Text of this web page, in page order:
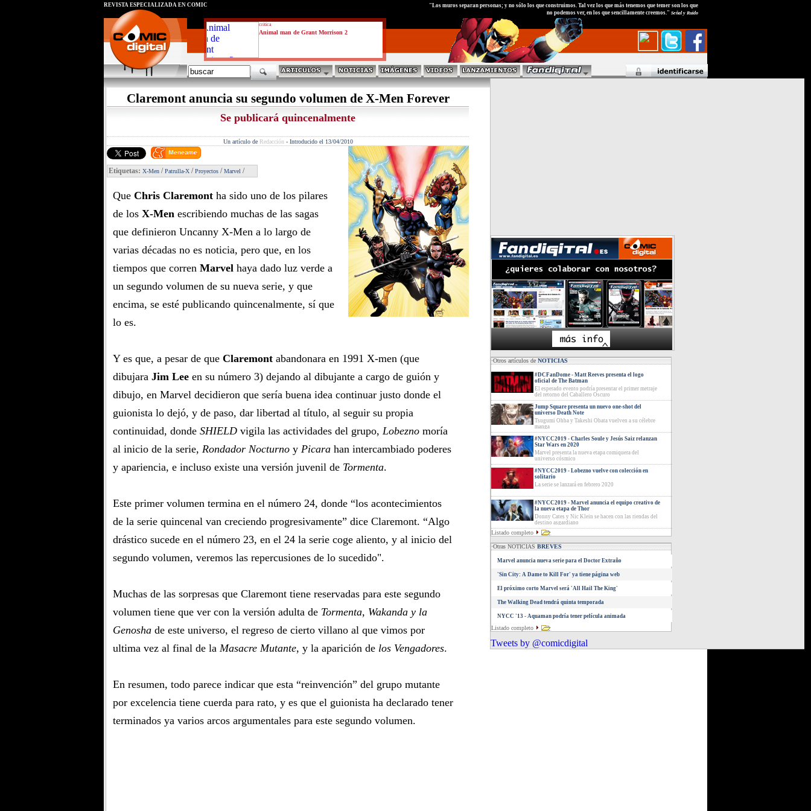
critica
Animal man de Grant Morrison 2
REVISTA ESPECIALIZADA EN CÓMIC
"Los muros separan personas; y no sólo los que construimos. Tal vez los que más tenemos que temer son los que
no podemos ver, en los que sencillamente creemos." Señal y Ruido
Claremont anuncia su segundo volumen de X-Men Forever
Se publicará quincenalmente
Un artículo de Redacción - Introducido el 13/04/2010
Etiquetas: X-Men /Patrulla-X /Proyectos /Marvel /
Que Chris Claremont ha sido uno de los pilares
de los X-Men escribiendo muchas de las sagas
que definieron Uncanny X-Men a lo largo de
varias décadas no es noticia, pero que, en los
tiempos que corren Marvel haya dado luz verde a
un segundo volumen de su nueva serie, y que
encima, se esté publicando quincenalmente, sí que
lo es.
Y es que, a pesar de que Claremont abandonara en 1991 X-men (que
dibujara Jim Lee en su número 3) dejando al dibujante a cargo de guión y
dibujo, en Marvel decidieron que sería buena idea continuar justo donde el
guionista lo dejó, y de paso, dar libertad al título, al seguir su propia
continuidad, donde SHIELD vigila las actividades del grupo, Lobezno moría
al inicio de la serie, Rondador Nocturno y Picara han intercambiado poderes
y apariencia, e incluso existe una versión juvenil de Tormenta.
Este primer volumen termina en el número 24, donde “los acontecimientos
de la serie quincenal van creciendo progresivamente” dice Claremont. “Algo
drástico sucede en el número 23, en el 24 la serie coge aliento, y al inicio del
segundo volumen, veremos las repercusiones de lo sucedido".
Muchas de las sorpresas que Claremont tiene reservadas para este segundo
volumen tiene que ver con la versión adulta de Tormenta, Wakanda y la
Genosha de este universo, el regreso de cierto villano al que vimos por
ultima vez al final de la Masacre Mutante, y la aparición de los Vengadores.
En resumen, todo parece indicar que esta “reinvención” del grupo mutante
por excelencia tiene cuerda para rato, y es que el guionista ha declarado tener
terminados ya varios arcos argumentales para este segundo volumen.
·Otros artículos deNOTICIAS
#DCFanDome - Matt Reeves presenta el logo
oficial de The Batman
El esperado evento podría presentar el primer metraje
del retorno del Caballero Oscuro
Jump Square presenta un nuevo one-shot del
universo Death Note
Tsugumi Ohba y Takeshi Obata vuelven a su célebre
manga
#NYCC2019 - Charles Soule y Jesús Saiz relanzan
Star Wars en 2020
Marvel presenta la nueva etapa comiquera del
universo cósmico
#NYCC2019 - Lobezno vuelve con colección en
solitario
La serie se lanzará en febrero 2020
#NYCC2019 - Marvel anuncia el equipo creativo de
la nueva etapa de Thor
Donny Cates y Nic Klein se hacen con las riendas del
destino asgardiano
Listado completo
·Otras NOTICIAS BREVES
Marvel anuncia nueva serie para el Doctor Extraño
'Sin City: A Dame to Kill For' ya tiene página web
El próximo corto Marvel será 'All Hail The King'
The Walking Dead tendrá quinta temporada
NYCC '13 - Aquaman podría tener película animada
Listado completo
Tweets by @comicdigital